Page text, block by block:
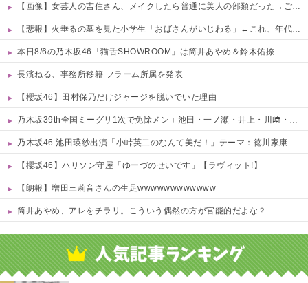
【画像】女芸人の吉住さん、メイクしたら普通に美人の部類だった→ご覧くださいw w w w w w w w
【悲報】火垂るの墓を見た小学生「おばさんがいじわる」←これ、年代とともに変わっていくよな…
本日8/6の乃木坂46「猫舌SHOWROOM」は筒井あやめ＆鈴木佑捺
長濱ねる、事務所移籍 フラーム所属を発表
【櫻坂46】田村保乃だけジャージを脱いでいた理由
乃木坂39th全国ミーグリ1次で免除メン＋池田・一ノ瀬・井上・川﨑・菅原・中西が全完売
乃木坂46 池田瑛紗出演「小峠英二のなんて美だ！」テーマ：徳川家康【2025.8.5 24:00〜 TOKYO MX】
【櫻坂46】ハリソン守屋「ゆーづのせいです」【ラヴィット!】
【朗報】増田三莉音さんの生足wwwwwwwwwwww
筒井あやめ、アレをチラリ。こういう偶然の方が官能的だよな？